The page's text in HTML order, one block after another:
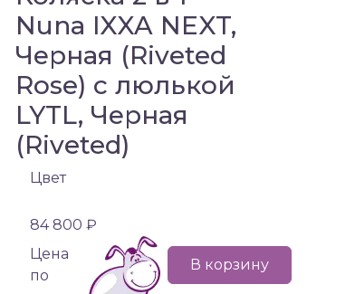
Nuna IXXA NEXT,
Черная (Riveted
Rose) с люлькой
LYTL, Черная
(Riveted)
Цвет
84 800 ₽
Цена
по
В корзину